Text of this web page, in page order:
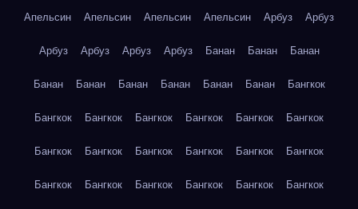
Апельсин Апельсин Апельсин Апельсин Арбуз Арбуз
Арбуз Арбуз Арбуз Арбуз Банан Банан Банан
Банан Банан Банан Банан Банан Банан Бангкок
Бангкок Бангкок Бангкок Бангкок Бангкок Бангкок
Бангкок Бангкок Бангкок Бангкок Бангкок Бангкок
Бангкок Бангкок Бангкок Бангкок Бангкок Бангкок